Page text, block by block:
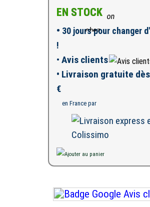
EN STOCK
• 30 jours pour changer
!
• Avis clients
• Livraison gratuite
€
en France par